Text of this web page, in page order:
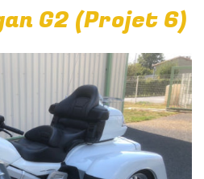
G2 (Projet 6)